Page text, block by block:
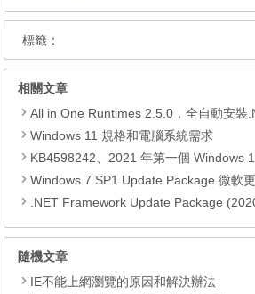
標籤：
相關文章
All in One Runtimes 2.5.0，全自動安裝.Net Framework、Visual
Windows 11 規格和電腦系統需求
KB4598242、2021 年第一個 Windows 10 更新，改善外部裝置安全性、解決
Windows 7 SP1 Update Package 微軟更新
.NET Framework Update Package
隨機文章
IE不能上網瀏覽的原因和解決辦法